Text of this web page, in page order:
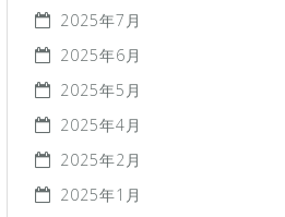
2025年7月
2025年6月
2025年5月
2025年4月
2025年2月
2025年1月